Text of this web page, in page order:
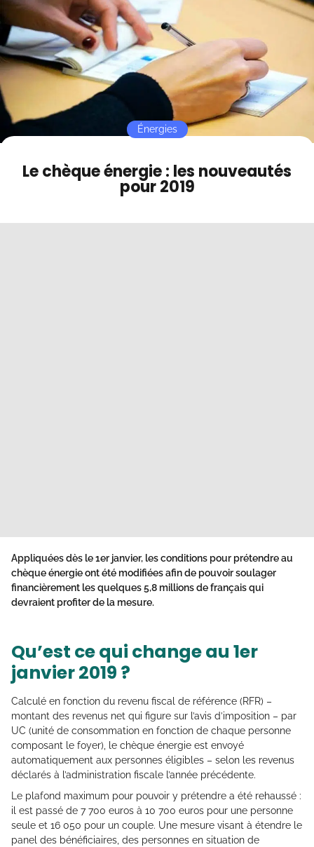
Contact
Mode sombre
Le chèque énergie : les nouveautés
pour 2019
Énergies
Appliquées dès le 1er janvier, les conditions pour prétendre au
chèque énergie ont été modifiées afin de pouvoir soulager
financièrement les quelques 5,8 millions de français qui
devraient profiter de la mesure.
Qu’est ce qui change au 1er
janvier 2019 ?
Calculé en fonction du revenu fiscal de référence (RFR) –
montant des revenus net qui figure sur l’avis d’imposition – par
UC (unité de consommation en fonction de chaque personne
composant le foyer), le chèque énergie est envoyé
automatiquement aux personnes éligibles – selon les revenus
déclarés à l’administration fiscale l’année précédente.
Le plafond maximum pour pouvoir y prétendre a été rehaussé :
il est passé de 7 700 euros à 10 700 euros pour une personne
seule et 16 050 pour un couple. Une mesure visant à étendre le
panel des bénéficiaires, des personnes en situation de